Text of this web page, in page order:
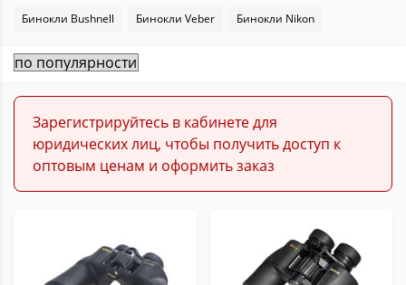
Бинокли Bushnell Бинокли Veber Бинокли Nikon
Зарегистрируйтесь в кабинете для
юридических лиц, чтобы получить доступ к
оптовым ценам и оформить заказ